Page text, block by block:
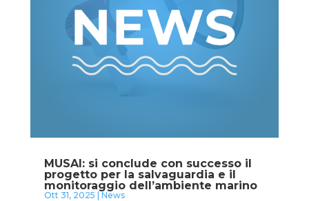
MUSAI: si conclude con successo il
progetto per la salvaguardia e il
monitoraggio dell’ambiente marino
Ott 31, 2025 News